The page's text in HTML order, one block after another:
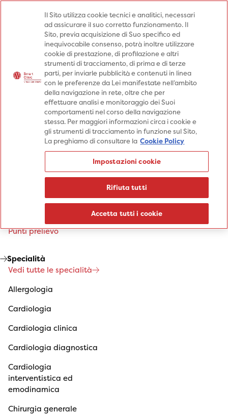
Prenota una visita
Prenota una visita
Specialità
Prestazioni
Patologie
Informazioni
Punti prelievo
Specialità
Vedi tutte le specialità
Allergologia
Cardiologia
Cardiologia clinica
Cardiologia diagnostica
Cardiologia
interventistica ed
emodinamica
Chirurgia generale
Medici Punti prelievo
Specialità
Prestazioni
Patologie
Sedi
Percorsi
Informazioni
Prenota una visita
Prenota una visita
Il Sito utilizza cookie tecnici e analitici, necessari
ad assicurare il suo corretto funzionamento. Il
Sito, previa acquisizione di Suo specifico ed
inequivocabile consenso, potrà inoltre utilizzare
cookie di prestazione, di profilazione e altri
strumenti di tracciamento, di prima e di terze
parti, per inviarle pubblicità e contenuti in linea
con le preferenze da Lei manifestate nell’ambito
della navigazione in rete, oltre che per
effettuare analisi e monitoraggio dei Suoi
comportamenti nel corso della navigazione
stessa. Per maggiori informazioni circa i cookie e
gli strumenti di tracciamento in funzione sul Sito,
La preghiamo di consultare la Cookie Policy
Impostazioni cookie
Rifiuta tutti
Accetta tutti i cookie